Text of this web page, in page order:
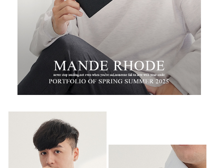
客戶支援中心」 https://netprotections.freshdesk.com/support/home
【注意事項】
１．透過由恩沛科技股份有限公司提供之「AFTEE先享後付」服務完成之交
易，需依本服務之必要範圍內提供個人資料，並將交易相關給付款項請求債
權轉讓予恩沛科技股份有限公司。
２．關於個人資料處理事宜，請瀏覽以下網址：
https://aftee.tw/terms/#terms3
３．未成年的使用者請事先徵得法定代理人或監護人之同意方可使用
「AFTEE先享後付」，若未經同意申辦者引起之損失，本公司不負相關責
請求用戶進行身份認證。
５．嚴禁一人註冊多個帳號或使用他人資訊註冊。若發現惡意使用之情形，
恩沛科技股份有限公司將有權停止該用戶之使用額度並採取法律行動。
付款後萊爾富取貨
每筆NT$80
7-11取貨付款
每筆NT$100，滿NT$699(含以上)免運費
付款後7-11取貨
每筆NT$100，滿NT$699(含以上)免運費
每筆NT$100，滿NT$999(含以上)免運費
每筆NT$100，滿NT$999(含以上)免運費
新竹物流/黑貓